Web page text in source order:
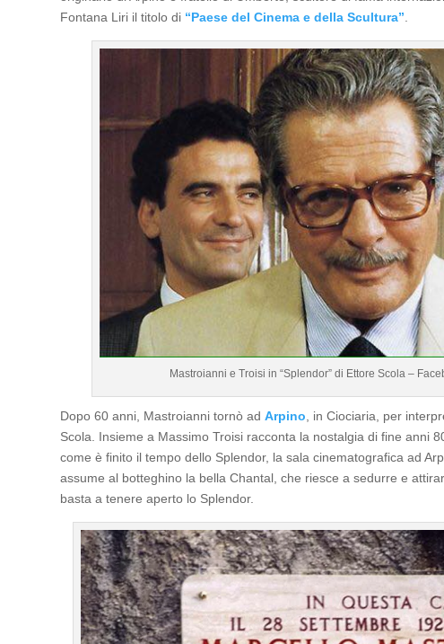
Fontana Liri il titolo di “Paese del Cinema e della Scultura”
Mastroianni e Troisi in “Splendor” di Ettore Scola –
Dopo 60 anni, Mastroianni tornò adArpino, in Ciociaria, per
Scola. Insieme a Massimo Troisi racconta la nostalgia di fine anni
come è finito il tempo dello Splendor, la sala cinematografica ad
assume al botteghino la bella Chantal, che riesce a sedurre e
basta a tenere aperto lo Splendor.